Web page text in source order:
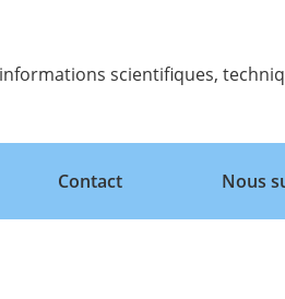
scientifiques,
Contact Nous